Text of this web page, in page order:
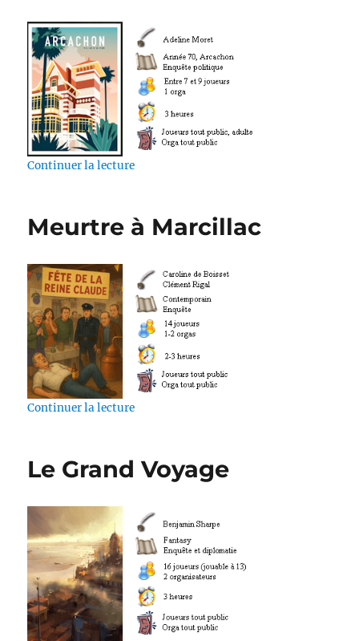
Continuer la lecturede « Meurtre à Arcachon »
Meurtre à Marcillac
Continuer la lecturede « Meurtre à Marcillac »
Le Grand Voyage